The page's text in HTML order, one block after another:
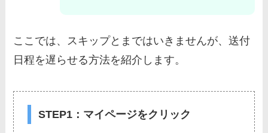
ここでは、スキップとまではいきませんが、送付
日程を遅らせる方法を紹介します。
STEP1：マイページをクリック